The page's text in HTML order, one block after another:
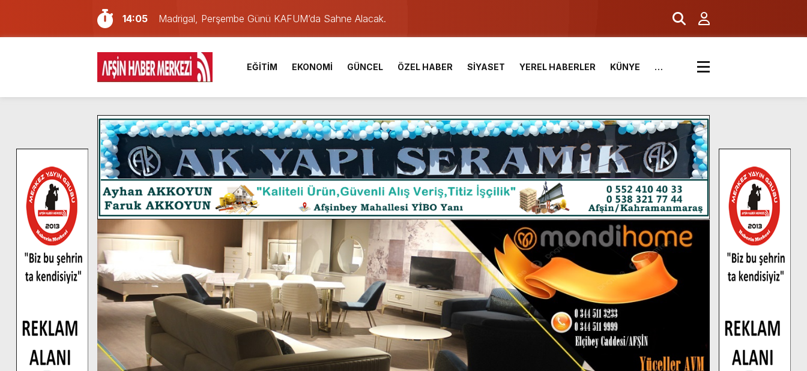
14:05
Madrigal, Perşembe Günü KAFUM’da Sahne Alacak.
7:39
KEDİNİZ Mİ VAR?
7:27
Cumhurbaşkanı Erdoğan, Ayser Çalık Ortaokulu Şehitlerinin Aileleriyle Bir Araya Geldi.
13:57
Afşin Heyetinden Kaymakam Muammer Sarıdoğan’a Beşikdüzü’nde hayırlı olsun ziyareti.
10:34
Vatandaşlardan Ağustos Fuarı’na Tam Not.
16:48
Pusula Maraş Kamplarında 2 Bin Genç Doğa ve Bilimle Buluştu.
16:46
Pusula Maraş’ın Akademik Desteği Türkiye Derecesi Getirdi.
9:47
Afşin’de Orjinal deri işçiliği hediyelik eşya satışı Yunus Dağdelen tarafından yaşatılıyor.
8:37
Başkan Furkan Kılınç: “Bu birliktelik, Afşin Spor’un en büyük gücüdür.”
8:06
Afşinli bir hemşehrimizin de olduğu Filistin Konvoyu, güçlenerek ilerliyor.
EĞİTİM EKONOMİ GÜNCEL ÖZEL HABER SİYASET YEREL HABERLER KÜNYE …